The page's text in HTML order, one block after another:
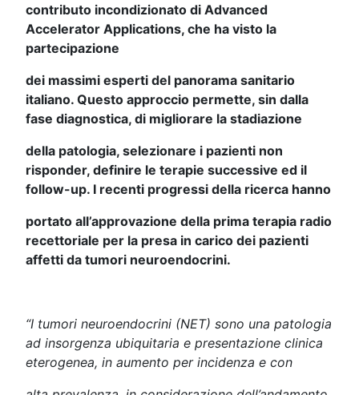
contributo incondizionato di Advanced
Accelerator Applications, che ha visto la
partecipazione
dei massimi esperti del panorama sanitario
italiano. Questo approccio permette, sin dalla
fase diagnostica, di migliorare la stadiazione
della patologia, selezionare i pazienti non
risponder, definire le terapie successive ed il
follow-up. I recenti progressi della ricerca hanno
portato all’approvazione della prima terapia radio
recettoriale per la presa in carico dei pazienti
affetti da tumori neuroendocrini.
“I tumori neuroendocrini (NET) sono una patologia
ad insorgenza ubiquitaria e presentazione clinica
eterogenea, in aumento per incidenza e con